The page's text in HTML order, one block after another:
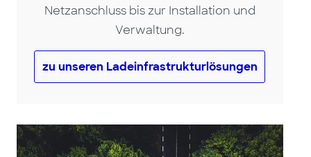
Netzanschluss bis zur Installation und
Verwaltung.
zu unseren Ladeinfrastrukturlösungen